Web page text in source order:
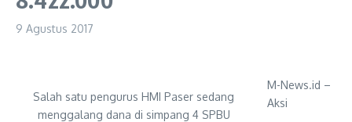
9 Agustus 2017
Salah satu pengurus HMI Paser sedang
menggalang dana di simpang 4 SPBU
M-News.id –
Aksi